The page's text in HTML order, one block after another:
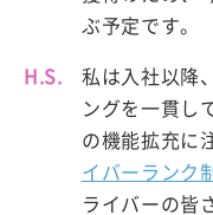
ぶ予定です。
H.S.
私は入社以降
ングを一貫し
の機能拡充に
イバーランク
ライバーの皆